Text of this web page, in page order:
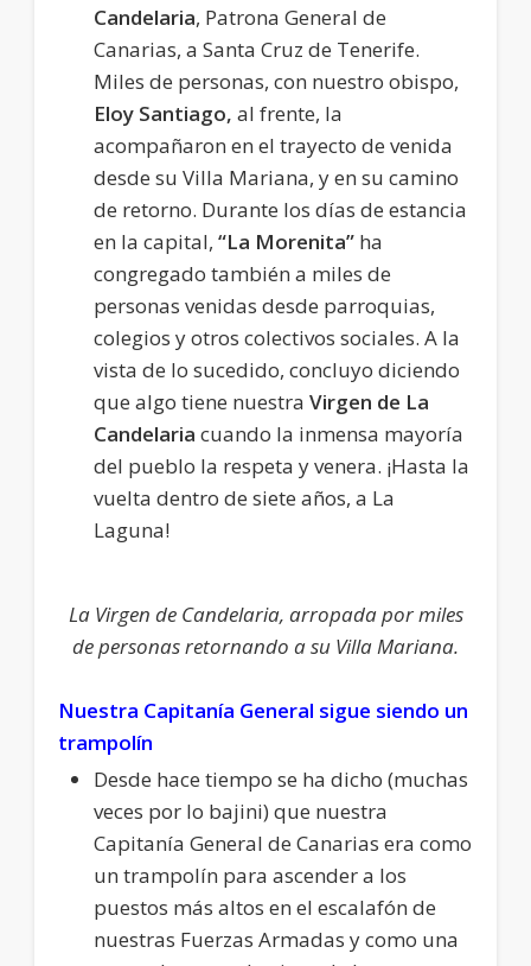
Candelaria, Patrona General de
Canarias, a Santa Cruz de Tenerife.
Miles de personas, con nuestro obispo,
Eloy Santiago, al frente, la
acompañaron en el trayecto de venida
desde su Villa Mariana, y en su camino
de retorno. Durante los días de estancia
en la capital, “La Morenita”ha
congregado también a miles de
personas venidas desde parroquias,
colegios y otros colectivos sociales. A la
vista de lo sucedido, concluyo diciendo
que algo tiene nuestra Virgen de La
Candelaria cuando la inmensa mayoría
del pueblo la respeta y venera. ¡Hasta la
vuelta dentro de siete años, a La
Laguna!
La Virgen de Candelaria, arropada por miles
de personas retornando a su Villa Mariana.
Nuestra Capitanía General sigue siendo un
trampolín
Desde hace tiempo se ha dicho (muchas
veces por lo bajini) que nuestra
Capitanía General de Canarias era como
un trampolín para ascender a los
puestos más altos en el escalafón de
nuestras Fuerzas Armadas y como una